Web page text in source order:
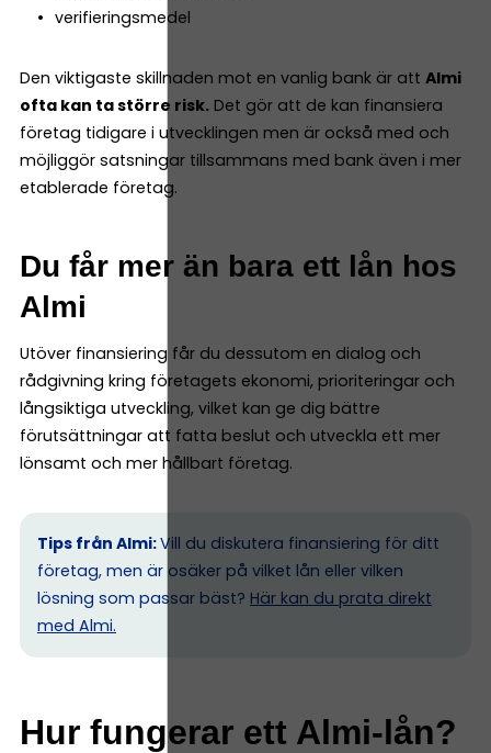
verifieringsmedel
Den viktigaste skillnaden mot en vanlig bank är att Almi
ofta kan ta större risk. Det gör att de kan finansiera
företag tidigare i utvecklingen men är också med och
möjliggör satsningar tillsammans med bank även i mer
etablerade företag.
Du får mer än bara ett lån hos
Almi
Utöver finansiering får du dessutom en dialog och
rådgivning kring företagets ekonomi, prioriteringar och
långsiktiga utveckling, vilket kan ge dig bättre
förutsättningar att fatta beslut och utveckla ett mer
lönsamt och mer hållbart företag.
Tips från Almi:Vill du diskutera finansiering för ditt
företag, men är osäker på vilket lån eller vilken
lösning som passar bäst? Här kan du prata direkt
med Almi.
Hur fungerar ett Almi-lån?